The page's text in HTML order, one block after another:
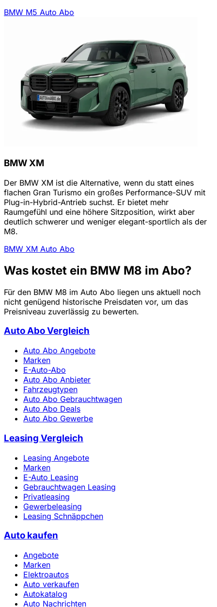
BMW M5 Auto Abo
BMW XM
Der BMW XM ist die Alternative, wenn du statt eines
flachen Gran Turismo ein großes Performance-SUV mit
Plug-in-Hybrid-Antrieb suchst. Er bietet mehr
Raumgefühl und eine höhere Sitzposition, wirkt aber
deutlich schwerer und weniger elegant-sportlich als der
M8.
BMW XM Auto Abo
Was kostet ein BMW M8 im Abo?
Für den BMW M8 im Auto Abo liegen uns aktuell noch
nicht genügend historische Preisdaten vor, um das
Preisniveau zuverlässig zu bewerten.
Auto Abo Vergleich
Auto Abo Angebote
Marken
E-Auto-Abo
Auto Abo Anbieter
Fahrzeugtypen
Auto Abo Gebrauchtwagen
Auto Abo Deals
Auto Abo Gewerbe
Leasing Vergleich
Leasing Angebote
Marken
E-Auto Leasing
Gebrauchtwagen Leasing
Privatleasing
Gewerbeleasing
Leasing Schnäppchen
Auto kaufen
Angebote
Marken
Elektroautos
Auto verkaufen
Autokatalog
Auto Nachrichten